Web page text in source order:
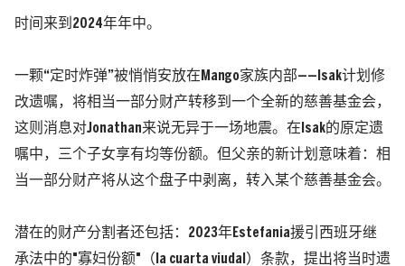
时间来到2024年年中。
一颗“定时炸弹”被悄悄安放在Mango家族内部——Isak计划修
改遗嘱，将相当一部分财产转移到一个全新的慈善基金会，
这则消息对Jonathan来说无异于一场地震。在Isak的原定遗
嘱中，三个子女享有均等份额。但父亲的新计划意味着：相
当一部分财产将从这个盘子中剥离，转入某个慈善基金会。
潜在的财产分割者还包括：2023年Estefania援引西班牙继
承法中的"寡妇份额" （la cuarta viudal） 条款，提出将当时遗